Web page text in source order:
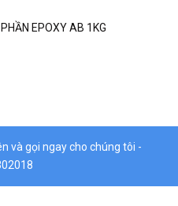
EPOXY AB 1KG
và gọi ngay cho chúng tôi -